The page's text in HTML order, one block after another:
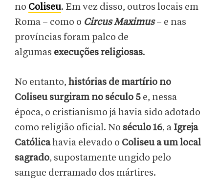
no Coliseu. Em vez disso, outros locais em
Roma – como o Circus Maximus– e nas
províncias foram palco de
algumas execuções religiosas.
No entanto, histórias de martírio no
Coliseu surgiram no século 5 e, nessa
época, o cristianismo já havia sido adotado
como religião oficial. No século 16, a Igreja
Católicahavia elevado o Coliseu a um local
sagrado, supostamente ungido pelo
sangue derramado dos mártires.